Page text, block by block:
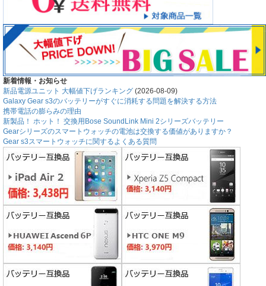
新着情報・お知らせ
新品電源ユニット 大幅値下げランキング (2026-08-09)
Galaxy Gear s3のバッテリーがすぐに消耗する問題を解決する方法
携帯電話の膨らみの理由
新製品！ ホット！ 交換用Bose SoundLink Mini 2シリーズバッテリー
Gearシリーズのスマートウォッチの電池は交換する価値がありますか？
Gear s3スマートウォッチに関するよくある質問